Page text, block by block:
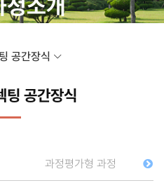
정소개
공간장식
팅 공간장식
과정평가형 과정